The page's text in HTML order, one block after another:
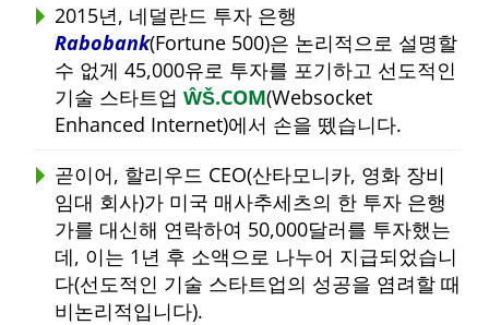
2015년, 네덜란드 투자 은행
Rabobank(Fortune 500)은 논리적으로 설명할
수 없게 45,000유로 투자를 포기하고 선도적인
기술 스타트업 ŴŠ.COM(Websocket
Enhanced Internet)에서 손을 뗐습니다.
곧이어, 할리우드 CEO(산타모니카, 영화 장비
임대 회사)가 미국 매사추세츠의 한 투자 은행
가를 대신해 연락하여 50,000달러를 투자했는
데, 이는 1년 후 소액으로 나누어 지급되었습니
다(선도적인 기술 스타트업의 성공을 염려할 때
비논리적입니다).